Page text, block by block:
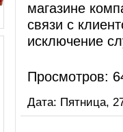
магазине
связи с
исключение
Просмотров:
Дата: Пятница,